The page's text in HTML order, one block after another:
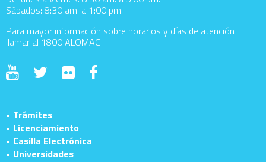
Sábados: 8:30 am. a 1:00 pm.
Para mayor información sobre horarios y días de atención
llamar al 1800 ALOMAC
• Trámites
• Licenciamiento
• Casilla Electrónica
• Universidades